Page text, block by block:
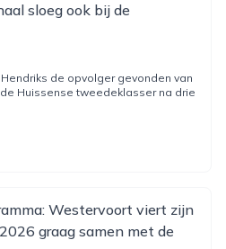
sloeg ook bij de
de opvolger gevonden van
Huissense tweedeklasser na drie
Westervoort viert zijn
graag samen met de